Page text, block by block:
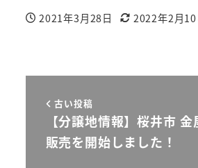
投稿日
2021年3月28日
更新日
2022年2月10
古い投稿
【分譲地情報】桜井市
販売を開始しました！